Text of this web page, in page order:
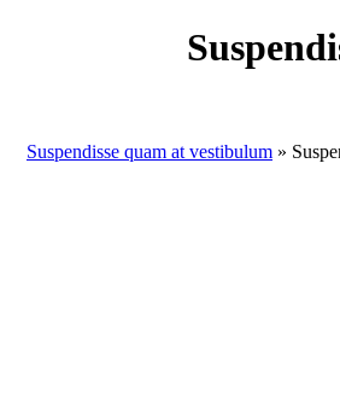
Suspendisse quam at vestibulum »